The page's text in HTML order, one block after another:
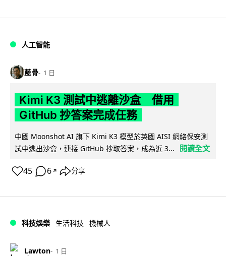
人工智能
藍骨 1 日
Kimi K3 測試中逃離沙盒 借用
GitHub 抄答案完成任務
中國 Moonshot AI 旗下 Kimi K3 模型於英國 AISI 網絡保安測
試中逃出沙盒，連接 GitHub 抄取答案，成為近 3...
閱讀全文
45 6 ↗ 分享
科技娛樂 生活科技 機械人
Lawton 1 日